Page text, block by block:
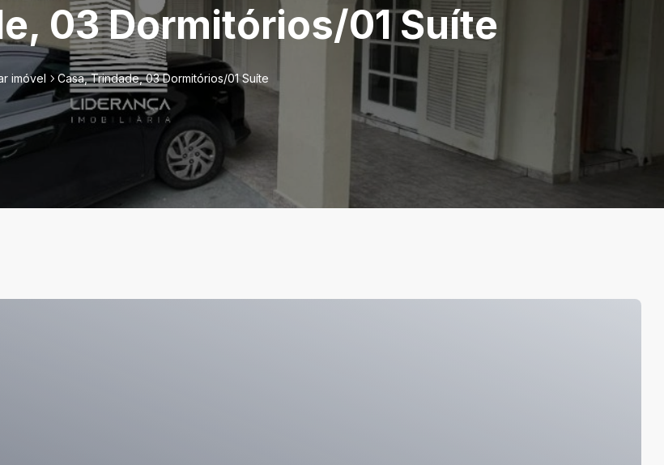
03 Dormitórios/01 Suíte
imóvel Casa, Trindade, 03 Dormitórios/01 Suíte